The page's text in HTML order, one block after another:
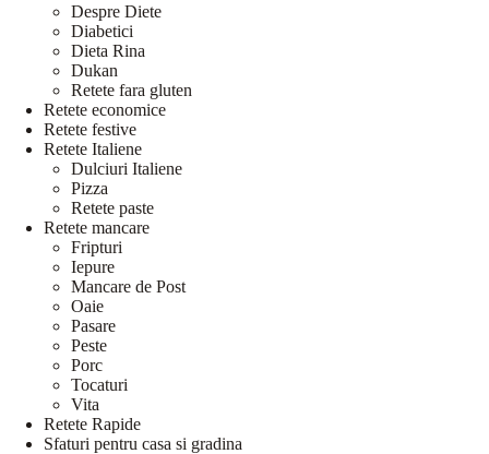
Despre Diete
Diabetici
Dieta Rina
Dukan
Retete fara gluten
Retete economice
Retete festive
Retete Italiene
Dulciuri Italiene
Pizza
Retete paste
Retete mancare
Fripturi
Iepure
Mancare de Post
Oaie
Pasare
Peste
Porc
Tocaturi
Vita
Retete Rapide
Sfaturi pentru casa si gradina